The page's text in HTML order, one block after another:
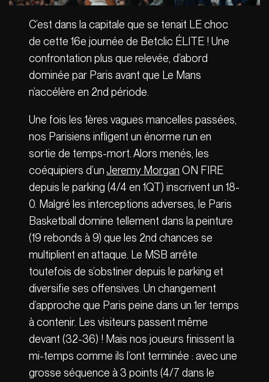
C’est dans la capitale que se tenait LE choc
de cette 16e journée de Betclic ÉLITE ! Une
confrontation plus que relevée, d’abord
dominée par Paris avant que Le Mans
n’accélère en 2nd période.
Une fois les 1ères vagues mancelles passées,
nos Parisiens infligent un énorme run en
sortie de temps-mort. Alors menés, les
coéquipiers d’unJeremy Morgan ON FIRE
depuis le parking (4/4 en 1QT) inscrivent un 18-
0. Malgré les interceptions adverses, le Paris
Basketball domine tellement dans la peinture
(19 rebonds à 9) que les 2nd chances se
multiplient en attaque. Le MSB arrête
toutefois de s’obstiner depuis le parking et
diversifie ses offensives. Un changement
d’approche que Paris peine dans un 1er temps
à contenir. Les visiteurs passent même
devant (32-36) ! Mais nos joueurs finissent la
mi-temps comme ils l’ont terminée : avec une
grosse séquence à 3 points (4/7 dans le